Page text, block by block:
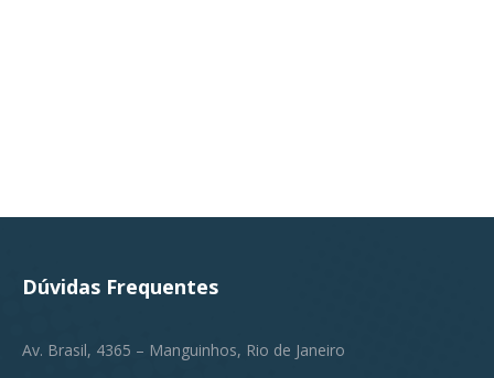
Dúvidas Frequentes
Av. Brasil, 4365 – Manguinhos, Rio de Janeiro